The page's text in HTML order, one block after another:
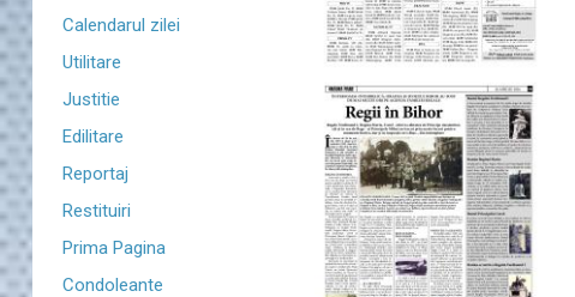
Calendarul zilei
Utilitare
Justitie
Edilitare
Reportaj
Restituiri
Prima Pagina
Condoleante